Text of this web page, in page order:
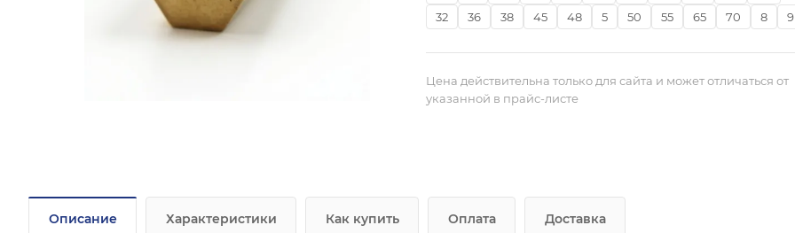
32
36 38 45 48 5 50 55 65 70 8 9
Цена действительна только для сайта и может отличаться от
указанной в прайс-листе
Описание Характеристики Как купить Оплата Доставка